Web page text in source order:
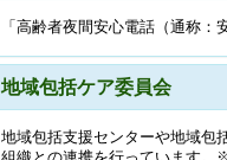
「高齢者夜間安心電話（通称：
地域包括ケア委員会
地域包括支援センターや地域包